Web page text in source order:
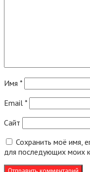
Имя *
Email *
Сайт
Сохранить моё имя,
для последующих моих